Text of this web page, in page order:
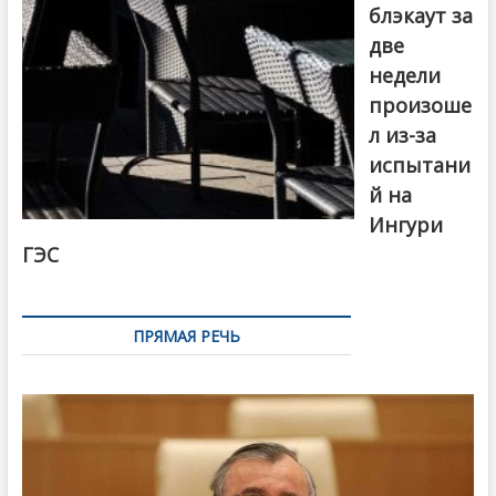
блэкаут за
две
недели
произоше
л из-за
испытани
й на
Ингури
ГЭС
ПРЯМАЯ РЕЧЬ